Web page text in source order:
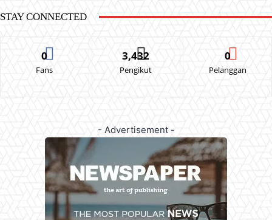
STAY CONNECTED
0
Fans
3,432
Pengikut
0
Pelanggan
- Advertisement -